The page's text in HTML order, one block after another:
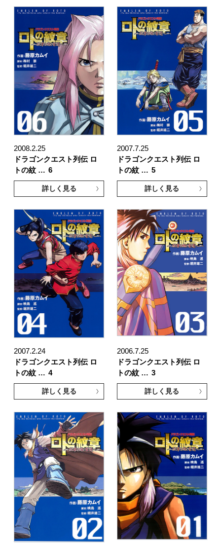
2008.2.25
ドラゴンクエスト列伝 ロ
トの紋 … 6
詳しく見る
2007.7.25
ドラゴンクエスト列伝 ロ
トの紋 … 5
詳しく見る
2007.2.24
ドラゴンクエスト列伝 ロ
トの紋 … 4
詳しく見る
2006.7.25
ドラゴンクエスト列伝 ロ
トの紋 … 3
詳しく見る